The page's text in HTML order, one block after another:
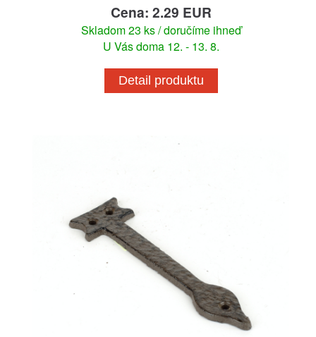
Cena: 2.29 EUR
Skladom 23 ks / doručíme ihneď
U Vás doma 12. - 13. 8.
Detail produktu